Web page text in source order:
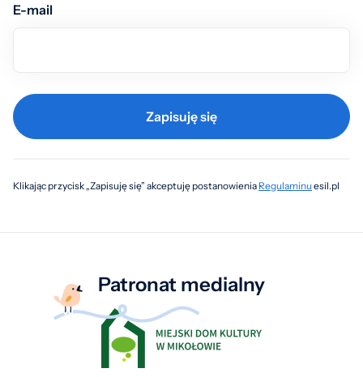
E-mail
Zapisuję się
Klikając przycisk „Zapisuję się” akceptuję postanowienia Regulaminuesil.pl
Patronat medialny